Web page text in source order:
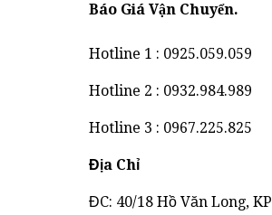
Báo Giá Vận Chuyển.
Hotline 1 : 0925.059.059
Hotline 2 : 0932.984.989
Hotline 3 : 0967.225.825
Địa Chỉ
ĐC: 40/18 Hồ Văn Long,